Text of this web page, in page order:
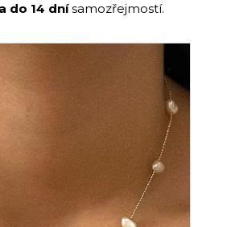
do 14 dnísamozřejmostí.